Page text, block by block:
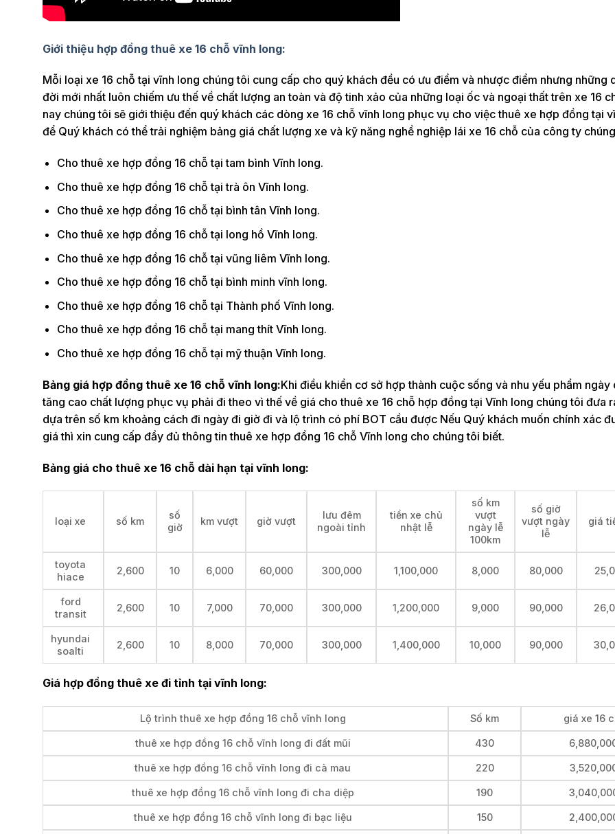
Giới thiệu hợp đồng thuê xe 16 chỗ vĩnh long:
Mỗi loại xe 16 chỗ tại vĩnh long chúng tôi cung cấp cho quý khách đều có ưu điểm và nhược điểm nhưng những
đời mới nhất luôn chiếm ưu thế về chất lượng an toàn và độ tinh xảo của những loại ốc và ngoại thất trên xe 16
nay chúng tôi sẽ giới thiệu đến quý khách các dòng xe 16 chỗ vĩnh long phục vụ cho việc thuê xe hợp đồng tại
để Quý khách có thể trải nghiệm bảng giá chất lượng xe và kỹ năng nghề nghiệp lái xe 16 chỗ của công ty
Cho thuê xe hợp đồng 16 chỗ tại tam bình Vĩnh long.
Cho thuê xe hợp đồng 16 chỗ tại trà ôn Vĩnh long.
Cho thuê xe hợp đồng 16 chỗ tại bình tân Vĩnh long.
Cho thuê xe hợp đồng 16 chỗ tại long hồ Vĩnh long.
Cho thuê xe hợp đồng 16 chỗ tại vũng liêm Vĩnh long.
Cho thuê xe hợp đồng 16 chỗ tại bình minh vĩnh long.
Cho thuê xe hợp đồng 16 chỗ tại Thành phố Vĩnh long.
Cho thuê xe hợp đồng 16 chỗ tại mang thít Vĩnh long.
Cho thuê xe hợp đồng 16 chỗ tại mỹ thuận Vĩnh long.
Bảng giá hợp đồng thuê xe 16 chỗ vĩnh long:Khi điều khiển cơ sở hợp thành cuộc sống và nhu yếu phẩm ngày
tăng cao chất lượng phục vụ phải đi theo vì thế về giá cho thuê xe 16 chỗ hợp đồng tại Vĩnh long chúng tôi đưa
dựa trên số km khoảng cách đi ngày đi giờ đi và lộ trình có phí BOT cầu được Nếu Quý khách muốn chính xác
giá thì xin cung cấp đầy đủ thông tin thuê xe hợp đồng 16 chỗ Vĩnh long cho chúng tôi biết.
Bảng giá cho thuê xe 16 chỗ dài hạn tại vĩnh long:
loại xe số km
số
giờ
km vượt giờ vượt
lưu đêm
ngoài tỉnh
tiền xe chủ
nhật lễ
số km
vượt
ngày lễ
100km
số giờ
vượt ngày
lễ
giá
toyota
hiace
2,600 10 6,000 60,000 300,000 1,100,000 8,000 80,000
ford
transit
2,600 10 7,000 70,000 300,000 1,200,000 9,000 90,000
hyundai
soalti
2,600 10 8,000 70,000 300,000 1,400,000 10,000 90,000
Giá hợp đồng thuê xe đi tỉnh tại vĩnh long:
Lộ trình thuê xe hợp đồng 16 chỗ vĩnh long Số km giá xe 16
thuê xe hợp đồng 16 chỗ vĩnh long đi đất mũi 430
thuê xe hợp đồng 16 chỗ vĩnh long đi cà mau 220
thuê xe hợp đồng 16 chỗ vĩnh long đi cha diệp 190
thuê xe hợp đồng 16 chỗ vĩnh long đi bạc liệu 150